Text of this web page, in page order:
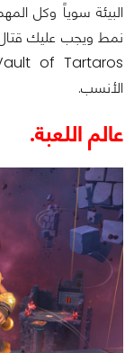
البيئة سوياً وكل
نمط ويجب عليك
الأنسب.
عالم اللعبة.